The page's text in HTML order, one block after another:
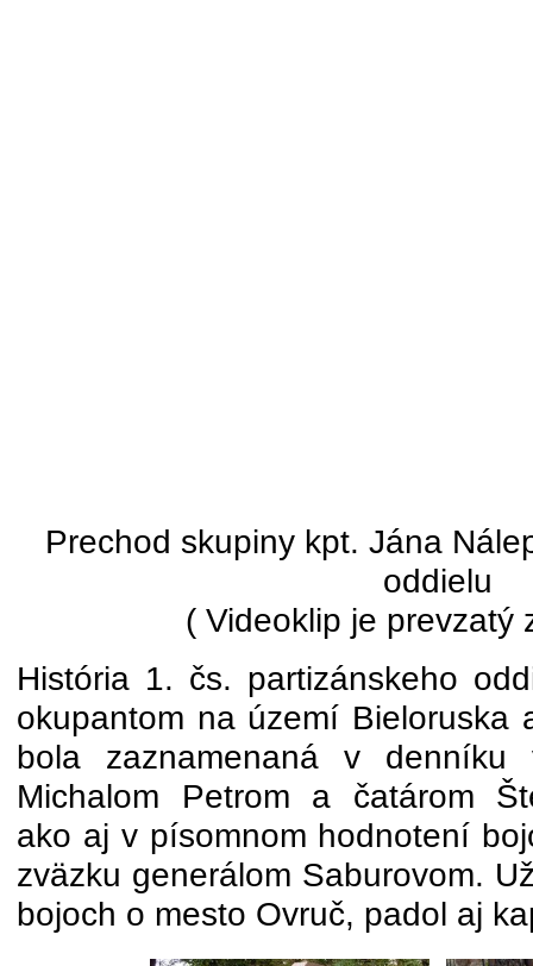
Prechod skupiny kpt. Jána
oddielu
( Videoklip je prevzatý
História 1. čs. partizánskeho
okupantom na území Bieloruska
bola zaznamenaná v denníku
Michalom Petrom a čatárom
ako aj v písomnom hodnotení
zväzku generálom Saburovom.
bojoch o mesto Ovruč, padol aj